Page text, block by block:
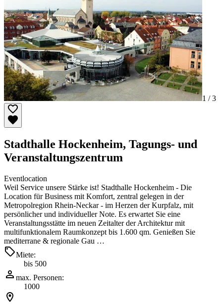
1 /3
Stadthalle Hockenheim, Tagungs- und
Veranstaltungszentrum
Eventlocation
Weil Service unsere Stärke ist! Stadthalle Hockenheim - Die
Location für Business mit Komfort, zentral gelegen in der
Metropolregion Rhein-Neckar - im Herzen der Kurpfalz, mit
persönlicher und individueller Note. Es erwartet Sie eine
Veranstaltungsstätte im neuen Zeitalter der Architektur mit
multifunktionalem Raumkonzept bis 1.600 qm. Genießen Sie
mediterrane & regionale Gau …
Miete:
bis 500
max. Personen:
1000